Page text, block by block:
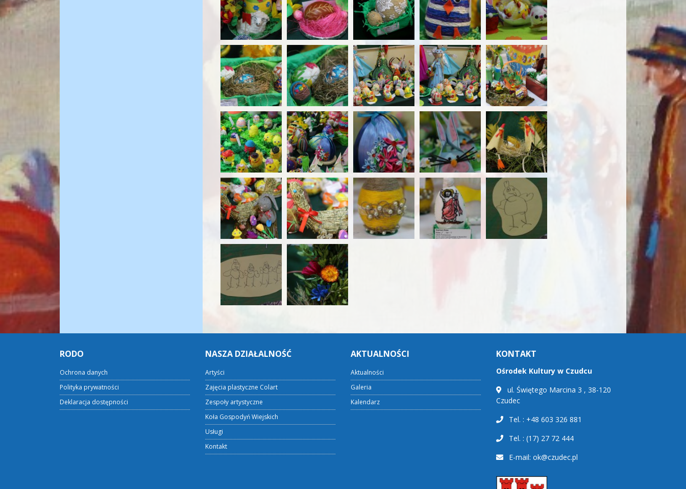
RODO
Ochrona danych
Polityka prywatności
Deklaracja dostępności
NASZA DZIAŁALNOŚĆ
Artyści
Zajęcia plastyczne Colart
Zespoły artystyczne
Koła Gospodyń Wiejskich
Usługi
Kontakt
AKTUALNOŚCI
Aktualności
Galeria
Kalendarz
KONTAKT
Ośrodek Kultury w Czudcu
ul. Świętego Marcina 3 , 38-120
Czudec
Tel. : +48 603 326 881
Tel. : (17) 27 72 444
E-mail: ok@czudec.pl